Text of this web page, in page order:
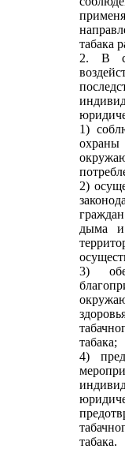
табака
2. В
1)
2)
дыма и
3)
табака;
4)
табака.